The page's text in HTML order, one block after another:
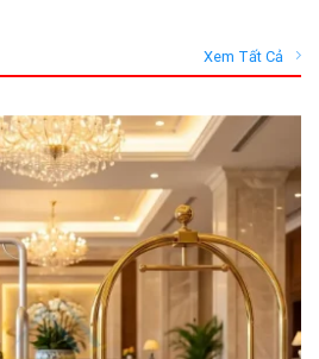
Xem Tất Cả